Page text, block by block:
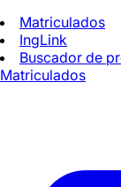
Matriculados
IngLink
Buscador de
Matriculados